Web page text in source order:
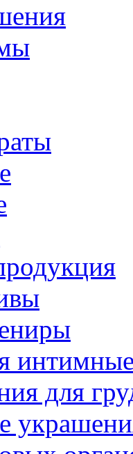
для